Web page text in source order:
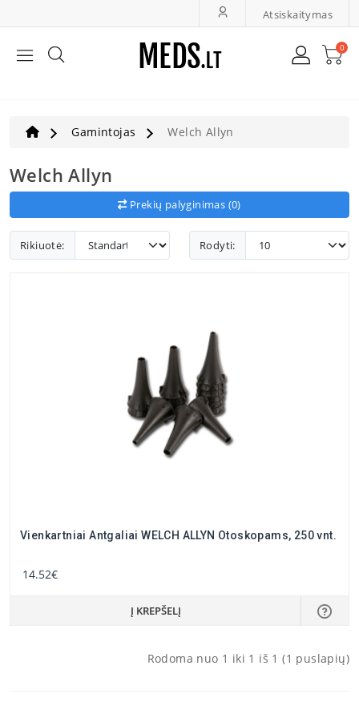
Atsiskaitymas
0
Bendroji Medicina, Slauga
Ultragarsas, Dopleriai
Gamintojas Welch Allyn
Welch Allyn
Prekių palyginimas (0)
Rikiuotė: Rodyti:
Vienkartniai Antgaliai WELCH ALLYN Otoskopams, 250 vnt.
14.52€
Į KREPŠELĮ
Rodoma nuo 1 iki 1 iš 1 (1 puslapių)